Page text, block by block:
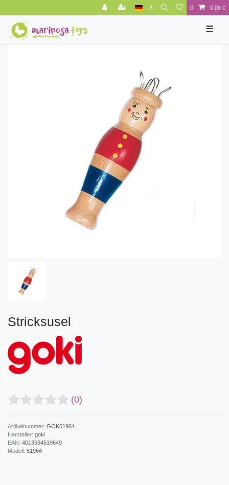
€ 0 0,00 €
☰
Stricksusel
(0)
Artikelnummer: GOK51964
Hersteller: goki
EAN: 4013594519649
Modell: 51964